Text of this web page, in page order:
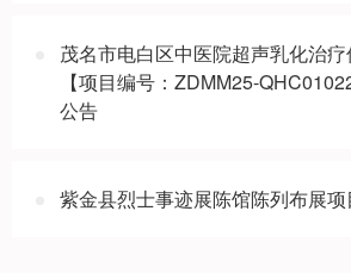
茂名市电白区中医院超声乳化治疗
【项目编号：ZDMM25-
公告
紫金县烈士事迹展陈馆陈列布展